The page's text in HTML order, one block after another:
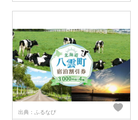
出典：ふるなび